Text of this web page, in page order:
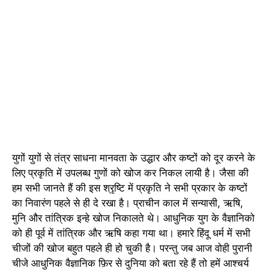
युगों युगों से तंत्र साधना मानवता के उद्धार और कष्टों को दूर करने के
लिए प्रकृति में उपलब्ध गुणों को खोज कर निकल लायी है। जैसा की
हम सभी जानते हैं की इस श्रृष्टि में प्रकृति ने सभी प्रकार के कष्टों
का निवारंण पहले से ही दे रखा है। प्राचीन काल में सन्यासी, ऋषि,
मुनि और तांत्रिक इन्हे खोज निकालते थे। आधुनिक युग के वैज्ञानिको
को ही पूर्व में तांत्रिक और ऋषि कहा गया था। हमारे हिंदू धर्म में सभी
चीजों की खोज बहुत पहले ही हो चुकी है। परन्तु जब आज वोही पुरानी
चीजे आधुनिक वैज्ञानिक फ़िर से दुनिया को बता रहे हैं तो हमें आश्चर्य